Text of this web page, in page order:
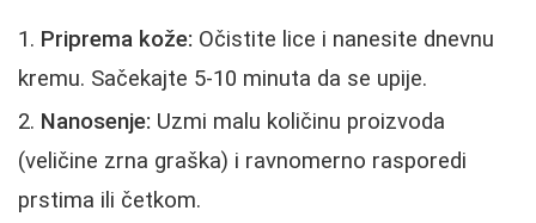
Priprema kože: Očistite lice i nanesite dnevnu
kremu. Sačekajte 5-10 minuta da se upije.
Nanosenje: Uzmi malu količinu proizvoda
(veličine zrna graška) i ravnomerno rasporedi
prstima ili četkom.